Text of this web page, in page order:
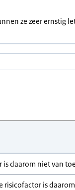
ze zeer ernstig
is daarom niet van
risicofactor is